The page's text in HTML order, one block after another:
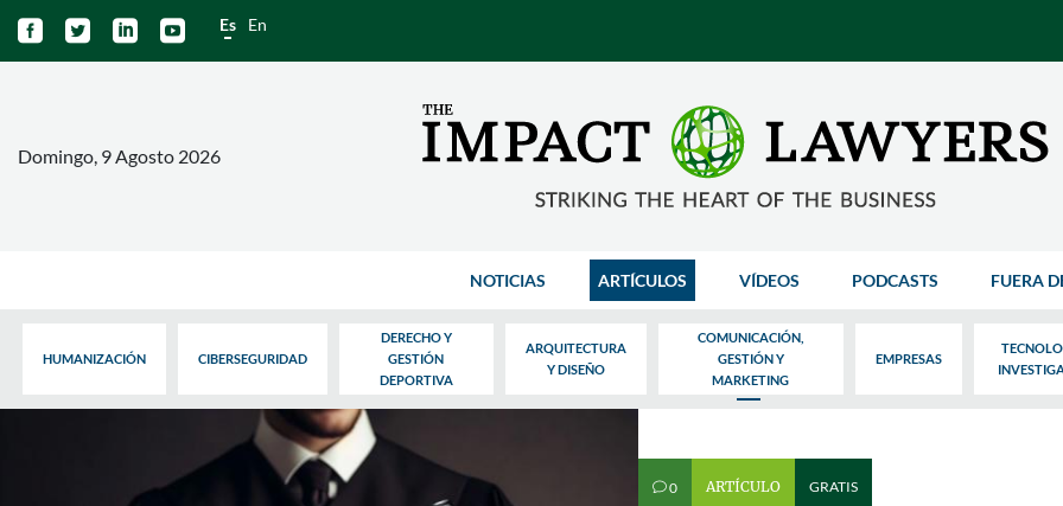
    Es En
Domingo, 9 Agosto 2026
NOTICIAS ARTÍCULOS VÍDEOS PODCASTS FUERA
HUMANIZACIÓN CIBERSEGURIDAD
DERECHO Y
GESTIÓN
DEPORTIVA
ARQUITECTURA
Y DISEÑO
COMUNICACIÓN,
GESTIÓN Y
MARKETING
EMPRESAS
v0 ARTÍCULO GRATIS